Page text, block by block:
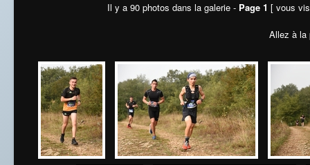
Il y a 90 photos dans la galerie - Page 1 [ vous
Allez à